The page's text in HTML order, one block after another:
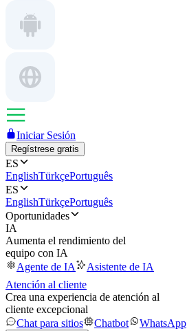
Iniciar Sesión
Regístrese gratis
ES
EnglishTürkçePortuguês
ES
EnglishTürkçePortuguês
Oportunidades
IA
Aumenta el rendimiento del
equipo con IA
Agente de IA
Asistente de IA
Atención al cliente
Crea una experiencia de atención al
cliente excepcional
Chat para sitios
Chatbot WhatsApp